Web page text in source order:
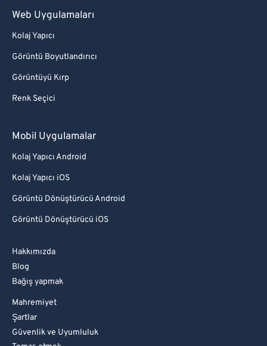
Web Uygulamaları
Kolaj Yapıcı
Görüntü Boyutlandırıcı
Görüntüyü Kırp
Renk Seçici
Mobil Uygulamalar
Kolaj Yapıcı Android
Kolaj Yapıcı iOS
Görüntü Dönüştürücü Android
Görüntü Dönüştürücü iOS
Hakkımızda
Blog
Bağış yapmak
Mahremiyet
Şartlar
Güvenlik ve Uyumluluk